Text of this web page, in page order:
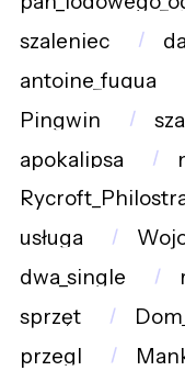
szaleniec
antoine_fuqua
Pingwin
apokalipsa
usługa
dwa_single
sprzęt
przegl